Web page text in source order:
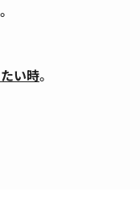
い時。